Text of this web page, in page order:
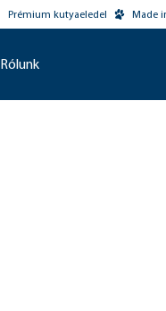
Prémium kutyaeledel Made
Rólunk